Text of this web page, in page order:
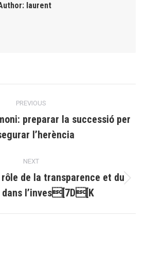
laurent
PREVIOUS
Previous
post:
preparar la successió per
l’herència
NEXT
post:
de la transparence et du
dans l’inves[7D[K